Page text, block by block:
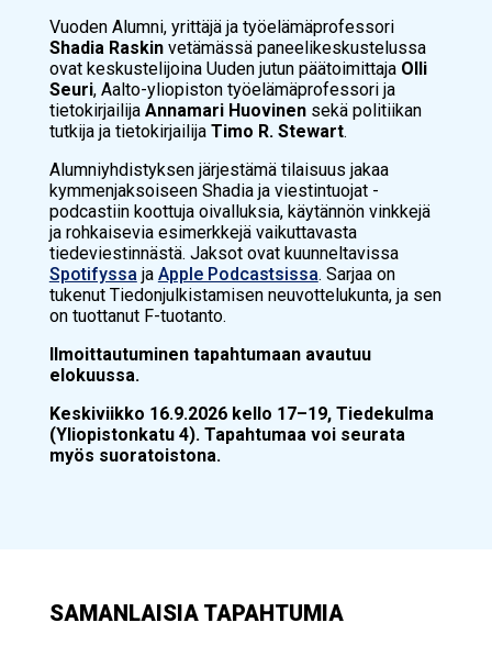
Vuoden Alumni, yrittäjä ja työelämäprofessori
Shadia Raskinvetämässä paneelikeskustelussa
ovat keskustelijoina Uuden jutun päätoimittaja Olli
Seuri, Aalto-yliopiston työelämäprofessori ja
tietokirjailija Annamari Huovinensekä politiikan
tutkija ja tietokirjailija Timo R. Stewart.
Alumniyhdistyksen järjestämä tilaisuus jakaa
kymmenjaksoiseen Shadia ja viestintuojat-
podcastiin koottuja oivalluksia, käytännön vinkkejä
ja rohkaisevia esimerkkejä vaikuttavasta
tiedeviestinnästä. Jaksot ovat kuunneltavissa
Spotifyssa ja Apple Podcastsissa. Sarjaa on
tukenut Tiedonjulkistamisen neuvottelukunta, ja sen
on tuottanut F-tuotanto.
Ilmoittautuminen tapahtumaan avautuu
elokuussa.
Keskiviikko 16.9.2026 kello 17–19, Tiedekulma
(Yliopistonkatu 4). Tapahtumaa voi seurata
myös suoratoistona.
SAMANLAISIA TAPAHTUMIA